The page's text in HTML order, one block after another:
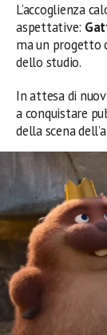
L’accoglienza
aspettative:
ma un progetto
dello studio.
In attesa di
a conquistare
della scena